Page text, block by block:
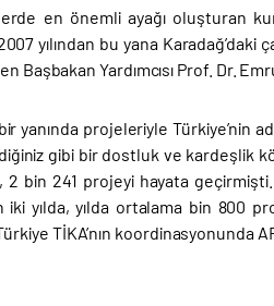
en önemli ayağı oluşturan
yılından bu yana Karadağ’daki
Başbakan Yardımcısı Prof. Dr.
yanında projeleriyle Türkiye’nin
gibi bir dostluk ve kardeşlik
2 bin 241 projeyi hayata
yılda, yılda ortalama bin 800
TİKA’nın koordinasyonunda